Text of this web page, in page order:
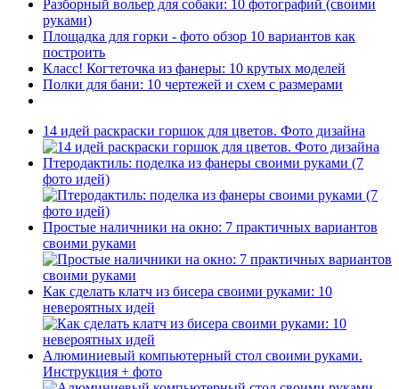
Разборный вольер для собаки: 10 фотографий (своими
руками)
Площадка для горки - фото обзор 10 вариантов как
построить
Класс! Когтеточка из фанеры: 10 крутых моделей
Полки для бани: 10 чертежей и схем с размерами
14 идей раскраски горшок для цветов. Фото дизайна
Птеродактиль: поделка из фанеры своими руками (7
фото идей)
Простые наличники на окно: 7 практичных вариантов
своими руками
Как сделать клатч из бисера своими руками: 10
невероятных идей
Алюминиевый компьютерный стол своими руками.
Инструкция + фото